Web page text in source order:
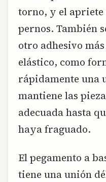
torno, y el apriete
pernos. También
otro adhesivo
elástico, como
rápidamente una
mantiene las
adecuada hasta
haya fraguado.
El pegamento a
tiene una unión